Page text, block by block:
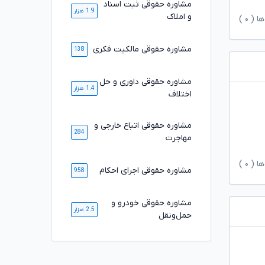
( ۰
( ۰
مشاوره حقوقی ثبت اسناد
و املاک
1.9 هزار
مشاوره حقوقی مالکیت فکری 138
مشاوره حقوقی داوری و حل
اختلاف
1.4 هزار
مشاوره حقوقی اتباع خارجی و
مهاجرت
284
مشاوره حقوقی اجرای احکام 958
مشاوره حقوقی خودرو و
حمل‌ونقل
2.5 هزار